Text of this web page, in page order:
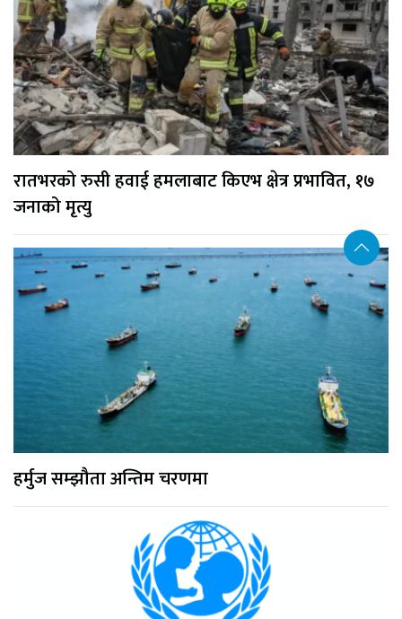
रातभरको रुसी हवाई हमलाबाट किएभ क्षेत्र प्रभावित, १७
जनाको मृत्यु
हर्मुज सम्झौता अन्तिम चरणमा